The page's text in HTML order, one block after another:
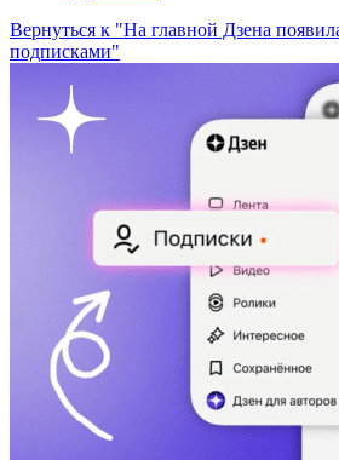
Вернуться к "На главной Дзена
подписками"